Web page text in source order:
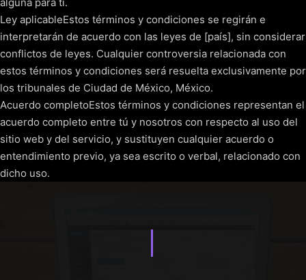
Ley aplicableEstos términos y condiciones se regirán e
interpretarán de acuerdo con las leyes de [país], sin considerar
conflictos de leyes. Cualquier controversia relacionada con
estos términos y condiciones será resuelta exclusivamente por
los tribunales de Ciudad de México, México.
Acuerdo completoEstos términos y condiciones representan el
acuerdo completo entre tú y nosotros con respecto al uso del
sitio web y del servicio, y sustituyen cualquier acuerdo o
entendimiento previo, ya sea escrito o verbal, relacionado con
dicho uso.